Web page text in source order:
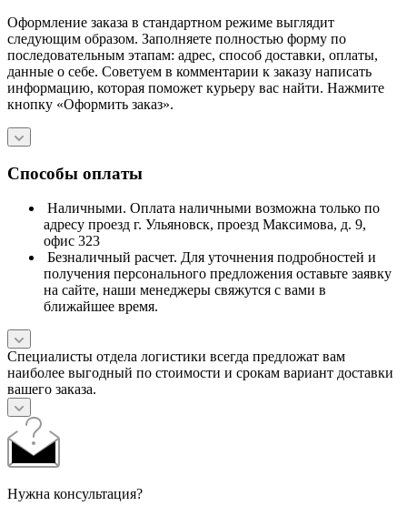
Оформление заказа в стандартном режиме выглядит
следующим образом. Заполняете полностью форму по
последовательным этапам: адрес, способ доставки, оплаты,
данные о себе. Советуем в комментарии к заказу написать
информацию, которая поможет курьеру вас найти. Нажмите
кнопку «Оформить заказ».
Способы оплаты
Наличными. Оплата наличными возможна только по
адресу проезд г. Ульяновск, проезд Максимова, д. 9,
офис 323
Безналичный расчет. Для уточнения подробностей и
получения персонального предложения оставьте заявку
на сайте, наши менеджеры свяжутся с вами в
ближайшее время.
Специалисты отдела логистики всегда предложат вам
наиболее выгодный по стоимости и срокам вариант доставки
вашего заказа.
Нужна консультация?